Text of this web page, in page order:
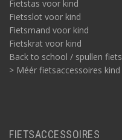
Fietstas voor kind
Fietsslot voor kind
Fietsmand voor kind
Fietskrat voor kind
Back to school / spullen fiets
> Méér fietsaccessoires kind
FIETSACCESSOIRES